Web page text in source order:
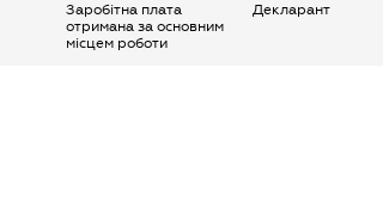
Заробітна плата
отримана за основним
місцем роботи
Декларант